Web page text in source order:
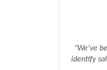
"We've
identify